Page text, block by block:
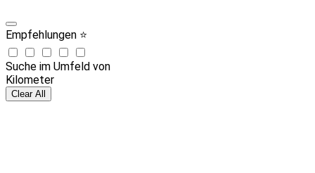
Empfehlungen ⭐
Suche im Umfeld von
Kilometer
Clear All